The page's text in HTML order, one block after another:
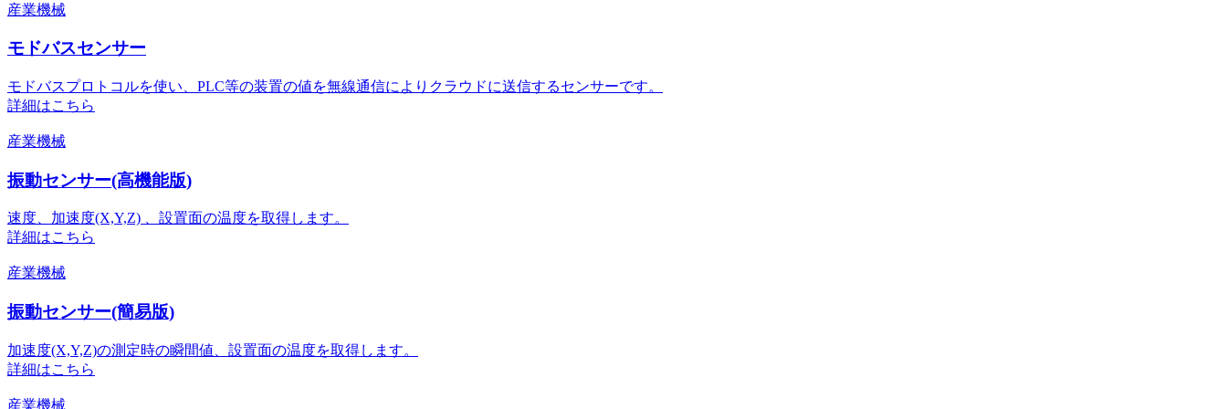
産業機械
モドバスセンサー
モドバスプロトコルを使い、PLC等の装置の値を無線通信によりクラウドに送信するセンサーです。
詳細はこちら
産業機械
振動センサー(高機能版)
速度、加速度(X,Y,Z) 、設置面の温度を取得します。
詳細はこちら
産業機械
振動センサー(簡易版)
加速度(X,Y,Z)の測定時の瞬間値、設置面の温度を取得します。
詳細はこちら
産業機械